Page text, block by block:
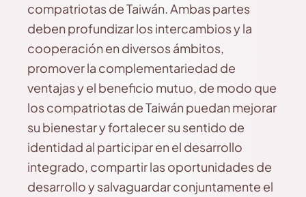
compatriotas de Taiwán. Ambas partes
deben profundizar los intercambios y la
cooperación en diversos ámbitos,
promover la complementariedad de
ventajas y el beneficio mutuo, de modo que
los compatriotas de Taiwán puedan mejorar
su bienestar y fortalecer su sentido de
identidad al participar en el desarrollo
integrado, compartir las oportunidades de
desarrollo y salvaguardar conjuntamente el